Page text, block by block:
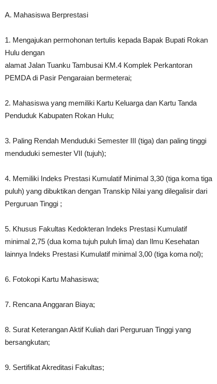
A. Mahasiswa Berprestasi
1. Mengajukan permohonan tertulis kepada Bapak Bupati Rokan
Hulu dengan
alamat Jalan Tuanku Tambusai KM.4 Komplek Perkantoran
PEMDA di Pasir Pengaraian bermeterai;
2. Mahasiswa yang memiliki Kartu Keluarga dan Kartu Tanda
Penduduk Kabupaten Rokan Hulu;
3. Paling Rendah Menduduki Semester III (tiga) dan paling tinggi
menduduki semester VII (tujuh);
4. Memiliki Indeks Prestasi Kumulatif Minimal 3,30 (tiga koma tiga
puluh) yang dibuktikan dengan Transkip Nilai yang dilegalisir dari
Perguruan Tinggi ;
5. Khusus Fakultas Kedokteran Indeks Prestasi Kumulatif
minimal 2,75 (dua koma tujuh puluh lima) dan Ilmu Kesehatan
lainnya Indeks Prestasi Kumulatif minimal 3,00 (tiga koma nol);
6. Fotokopi Kartu Mahasiswa;
7. Rencana Anggaran Biaya;
8. Surat Keterangan Aktif Kuliah dari Perguruan Tinggi yang
bersangkutan;
9. Sertifikat Akreditasi Fakultas;